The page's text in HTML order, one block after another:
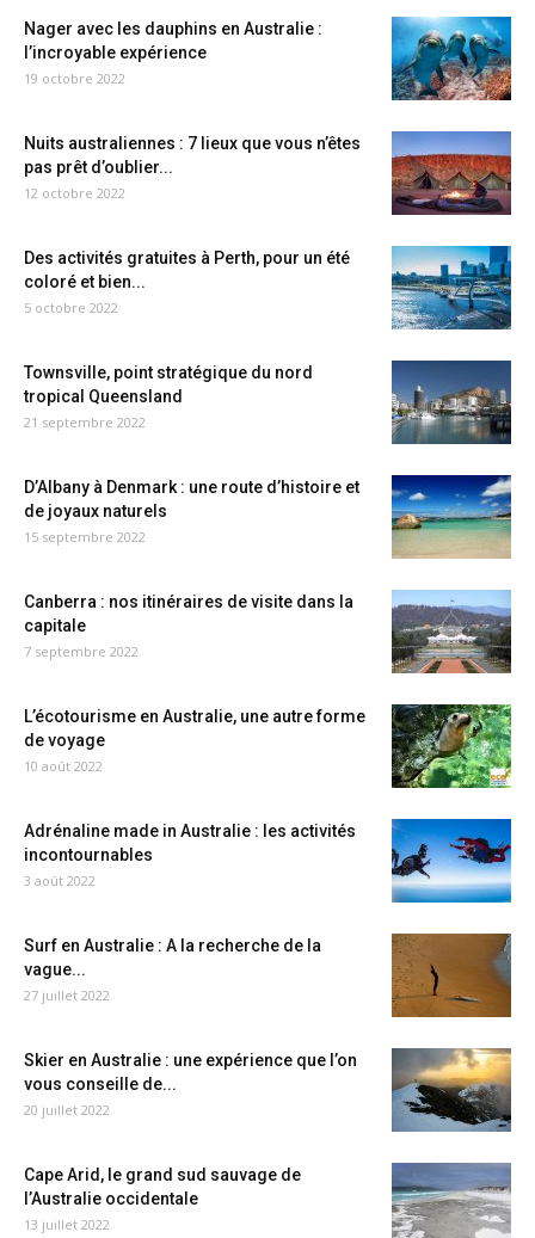
Nager avec les dauphins en Australie :
l’incroyable expérience
19 octobre 2022
Nuits australiennes : 7 lieux que vous n’êtes
pas prêt d’oublier...
12 octobre 2022
Des activités gratuites à Perth, pour un été
coloré et bien...
5 octobre 2022
Townsville, point stratégique du nord
tropical Queensland
21 septembre 2022
D’Albany à Denmark : une route d’histoire et
de joyaux naturels
15 septembre 2022
Canberra : nos itinéraires de visite dans la
capitale
7 septembre 2022
L’écotourisme en Australie, une autre forme
de voyage
10 août 2022
Adrénaline made in Australie : les activités
incontournables
3 août 2022
Surf en Australie : A la recherche de la
vague...
27 juillet 2022
Skier en Australie : une expérience que l’on
vous conseille de...
20 juillet 2022
Cape Arid, le grand sud sauvage de
l’Australie occidentale
13 juillet 2022